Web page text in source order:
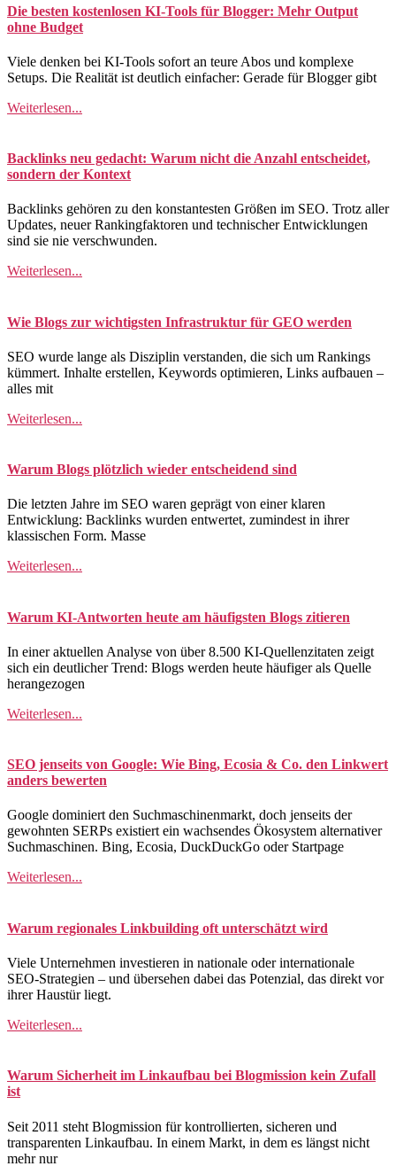
Die besten kostenlosen KI-Tools für Blogger: Mehr Output
ohne Budget
Viele denken bei KI-Tools sofort an teure Abos und komplexe
Setups. Die Realität ist deutlich einfacher: Gerade für Blogger gibt
Weiterlesen...
Backlinks neu gedacht: Warum nicht die Anzahl entscheidet,
sondern der Kontext
Backlinks gehören zu den konstantesten Größen im SEO. Trotz aller
Updates, neuer Rankingfaktoren und technischer Entwicklungen
sind sie nie verschwunden.
Weiterlesen...
Wie Blogs zur wichtigsten Infrastruktur für GEO werden
SEO wurde lange als Disziplin verstanden, die sich um Rankings
kümmert. Inhalte erstellen, Keywords optimieren, Links aufbauen –
alles mit
Weiterlesen...
Warum Blogs plötzlich wieder entscheidend sind
Die letzten Jahre im SEO waren geprägt von einer klaren
Entwicklung: Backlinks wurden entwertet, zumindest in ihrer
klassischen Form. Masse
Weiterlesen...
Warum KI-Antworten heute am häufigsten Blogs zitieren
In einer aktuellen Analyse von über 8.500 KI-Quellenzitaten zeigt
sich ein deutlicher Trend: Blogs werden heute häufiger als Quelle
herangezogen
Weiterlesen...
SEO jenseits von Google: Wie Bing, Ecosia & Co. den Linkwert
anders bewerten
Google dominiert den Suchmaschinenmarkt, doch jenseits der
gewohnten SERPs existiert ein wachsendes Ökosystem alternativer
Suchmaschinen. Bing, Ecosia, DuckDuckGo oder Startpage
Weiterlesen...
Warum regionales Linkbuilding oft unterschätzt wird
Viele Unternehmen investieren in nationale oder internationale
SEO-Strategien – und übersehen dabei das Potenzial, das direkt vor
ihrer Haustür liegt.
Weiterlesen...
Warum Sicherheit im Linkaufbau bei Blogmission kein Zufall
ist
Seit 2011 steht Blogmission für kontrollierten, sicheren und
transparenten Linkaufbau. In einem Markt, in dem es längst nicht
mehr nur